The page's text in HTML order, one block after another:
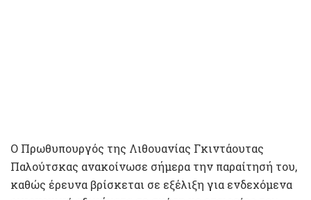
Ο Πρωθυπουργός της Λιθουανίας Γκιντάουτας
Παλούτσκας ανακοίνωσε σήμερα την παραίτησή του,
καθώς έρευνα βρίσκεται σε εξέλιξη για ενδεχόμενα